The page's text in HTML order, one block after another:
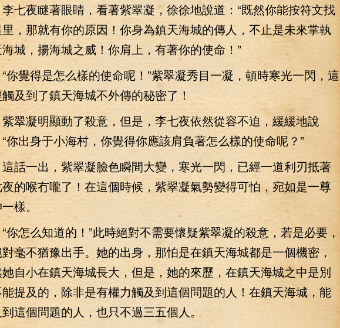
夜瞇著眼睛，看著紫翠凝，徐徐地說道：“既然你能按符文找
，那就有你的原因！你身為鎮天海城的傳人，不止是未來掌執
城，揚海城之威！你肩上，有著你的使命！”
得是怎么樣的使命呢！”紫翠凝秀目一凝，頓時寒光一閃，這
及到了鎮天海城不外傳的秘密了！
凝明顯動了殺意，但是，李七夜依然從容不迫，緩緩地說
你出身于小海村，你覺得你應該肩負著怎么樣的使命呢？”
一出，紫翠凝臉色瞬間大變，寒光一閃，已經一道利刃抵著
的喉冇嚨了！在這個時候，紫翠凝氣勢變得可怕，宛如是一尊
樣。
么知道的！”此時絕對不需要懷疑紫翠凝的殺意，若是必要，
毫不猶豫出手。她的出身，那怕是在鎮天海城都是一個機密，
自小在鎮天海城長大，但是，她的來歷，在鎮天海城之中是別
提及的，除非是有權力觸及到這個問題的人！在鎮天海城，能
這個問題的人，也只不過三五個人。